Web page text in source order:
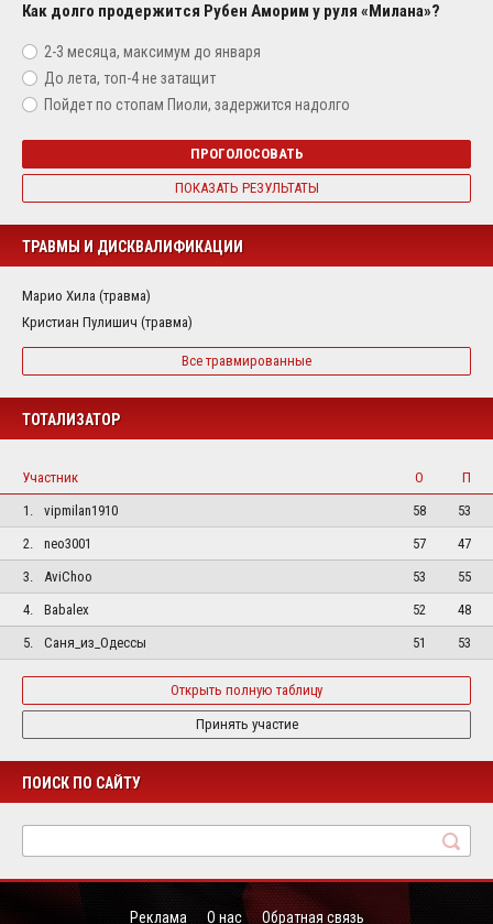
Как долго продержится Рубен Аморим у руля «Милана»?
2-3 месяца, максимум до января
До лета, топ-4 не затащит
Пойдет по стопам Пиоли, задержится надолго
ПРОГОЛОСОВАТЬ
ПОКАЗАТЬ РЕЗУЛЬТАТЫ
ТРАВМЫ И ДИСКВАЛИФИКАЦИИ
Марио Хила (травма)
Кристиан Пулишич (травма)
Все травмированные
ТОТАЛИЗАТОР
Участник О
П
1.
vipmilan1910 58
53
2.
neo3001 57
47
3.
AviChoo 53
55
4.
Babalex 52
48
5.
Саня_из_Одессы 51 53
Открыть полную таблицу
Принять участие
ПОИСК ПО САЙТУ
Реклама О нас Обратная связь